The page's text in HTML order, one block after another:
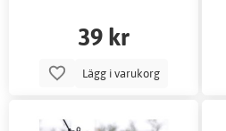
39 kr
Lägg i varukorg